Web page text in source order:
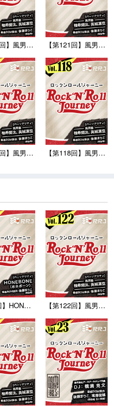
【第122回】風男塾の... 【第121回】風男塾の...
【第119回】風男塾の... 【第118回】風男塾の...
【第58回】HONEBONE... 【第122回】風男塾のRoc...